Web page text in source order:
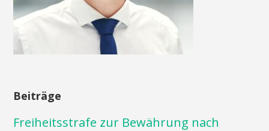
Beiträge
Freiheitsstrafe zur Bewährung nach